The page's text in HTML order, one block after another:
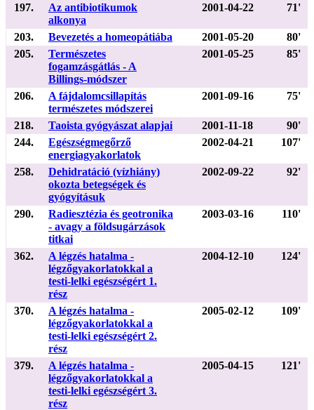
197.
Az antibiotikumok
alkonya
2001-04-22 71'
203. Bevezetés a homeopátiába 2001-05-20
80'
205.
Természetes
fogamzásgátlás - A
Billings-módszer
2001-05-25 85'
206.
A fájdalomcsillapítás
természetes módszerei
2001-09-16 75'
218. Taoista gyógyászat alapjai 2001-11-18
90'
244.
Egészségmegőrző
energiagyakorlatok
2002-04-21 107'
258.
Dehidratáció (vízhiány)
okozta betegségek és
gyógyításuk
2002-09-22 92'
290.
Radiesztézia és geotronika
- avagy a földsugárzások
titkai
2003-03-16 110'
362.
A légzés hatalma -
légzőgyakorlatokkal a
testi-lelki egészségért 1.
rész
2004-12-10 124'
370.
A légzés hatalma -
légzőgyakorlatokkal a
testi-lelki egészségért 2.
rész
2005-02-12 109'
379.
A légzés hatalma -
légzőgyakorlatokkal a
testi-lelki egészségért 3.
rész
2005-04-15 121'